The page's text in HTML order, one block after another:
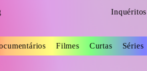
Filmes Curtas Séries